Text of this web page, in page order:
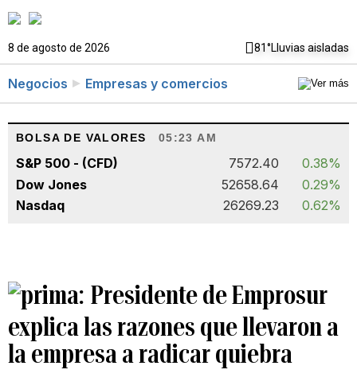
8 de agosto de 2026 81°Lluvias aisladas
Negocios Empresas y comercios
BOLSA DE VALORES 05:23 AM
S&P 500 - (CFD) 7572.40
0.38%
Dow Jones
52658.64
0.29%
Nasdaq
26269.23 0.62%
Presidente de Emprosur
explica las razones que llevaron a
la empresa a radicar quiebra